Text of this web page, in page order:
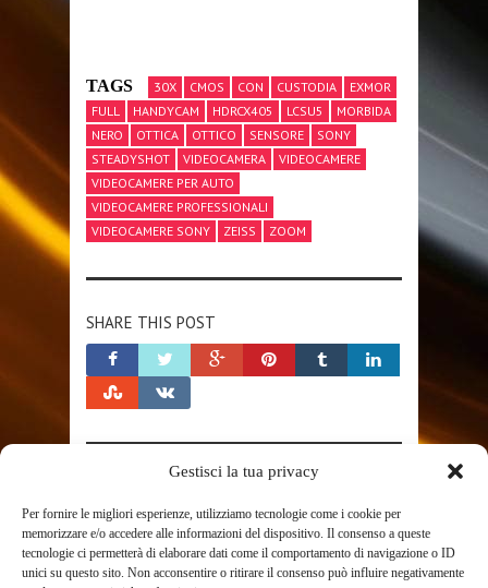
Gestisci la tua privacy
Per fornire le migliori esperienze, utilizziamo tecnologie come i cookie per
memorizzare e/o accedere alle informazioni del dispositivo. Il consenso a queste
tecnologie ci permetterà di elaborare dati come il comportamento di navigazione o ID
unici su questo sito. Non acconsentire o ritirare il consenso può influire negativamente
TAGS 30X CMOS CON CUSTODIA
EXMOR
FULL
HANDYCAM HDRCX405 LCSU5
MORBIDA
NERO
OTTICA OTTICO SENSORE
SONY
STEADYSHOT
VIDEOCAMERA
VIDEOCAMERE
VIDEOCAMERE PER AUTO
VIDEOCAMERE PROFESSIONALI
VIDEOCAMERE SONY
ZEISS ZOOM
SHARE THIS POST